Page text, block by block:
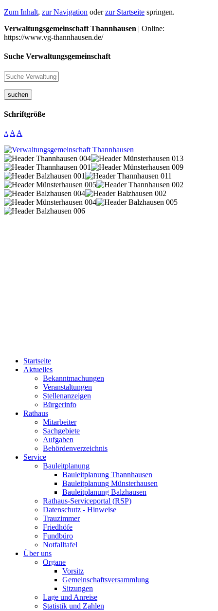
Zum Inhalt, zur Navigation oderzur Startseite springen.
Verwaltungsgemeinschaft Thannhausen | Online:
https://www.vg-thannhausen.de/
Suche Verwaltungsgemeinschaft
suchen
Schriftgröße
A A A
Startseite
Aktuelles
Bekanntmachungen
Veranstaltungen
Stellenanzeigen
Bürgerinfo
Rathaus
Mitarbeiter
Sachgebiete
Aufgaben
Behördenverzeichnis
Service
Bauleitplanung
Bauleitplanung Thannhausen
Bauleitplanung Münsterhausen
Bauleitplanung Balzhausen
Rathaus-Serviceportal (RSP)
Datenschutz - Hinweise
Trauzimmer
Friedhöfe
Fundbüro
Notfalltafel
Über uns
Organe
Vorsitz
Gemeinschaftsversammlung
Sitzungen
Lage und Anreise
Statistik und Zahlen